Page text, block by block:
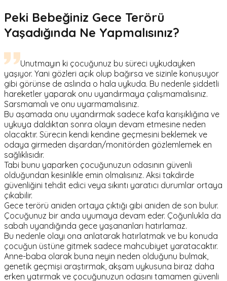
Peki Bebeğiniz Gece Terörü
Yaşadığında Ne Yapmalısınız?
Unutmayın ki çocuğunuz bu süreci uykudayken
yaşıyor. Yani gözleri açık olup bağırsa ve sizinle konuşuyor
gibi görünse de aslında o hala uykuda. Bu nedenle şiddetli
hareketler yaparak onu uyandırmaya çalışmamalısınız.
Sarsmamalı ve onu uyarmamalısınız.
Bu aşamada onu uyandırmak sadece kafa karışıklığına ve
uykuya daldıktan sonra olayın devam etmesine neden
olacaktır. Sürecin kendi kendine geçmesini beklemek ve
odaya girmeden dışardan/monitörden gözlemlemek en
sağlıklısıdır.
Tabi bunu yaparken çocuğunuzun odasının güvenli
olduğundan kesinlikle emin olmalısınız. Aksi takdirde
güvenliğini tehdit edici veya sıkıntı yaratıcı durumlar ortaya
çıkabilir.
Gece terörü aniden ortaya çıktığı gibi aniden de son bulur.
Çocuğunuz bir anda uyumaya devam eder. Çoğunlukla da
sabah uyandığında gece yaşananları hatırlamaz.
Bu nedenle olayı ona anlatarak hatırlatmak ve bu konuda
çocuğun üstüne gitmek sadece mahcubiyet yaratacaktır.
Anne-baba olarak buna neyin neden olduğunu bulmak,
genetik geçmişi araştırmak, akşam uykusuna biraz daha
erken yatırmak ve çocuğunuzun odasını tamamen güvenli